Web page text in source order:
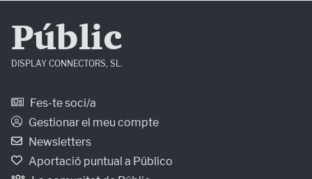
Públic
DISPLAY CONNECTORS, SL.
Fes-te soci/a
Gestionar el meu compte
Newsletters
Aportació puntual a Público